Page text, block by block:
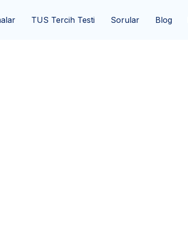
TUS Tercih Testi Sorular Blog